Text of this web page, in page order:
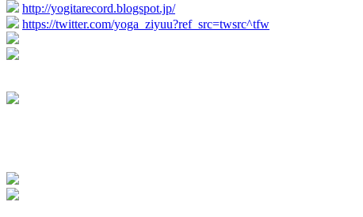
http://yogitarecord.blogspot.jp/
https://twitter.com/yoga_ziyuu?ref_src=twsrc^tfw